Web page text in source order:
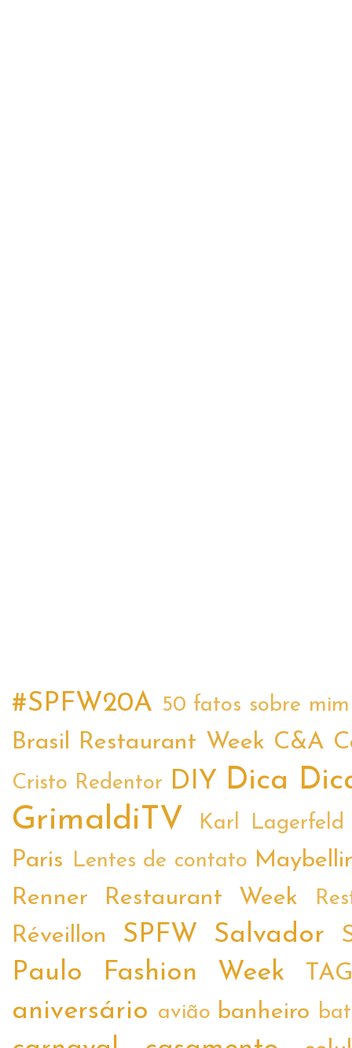
#SPFW20A 50 fatos sobre mim
Brasil Restaurant Week C&A
Cristo Redentor DIY Dica
GrimaldiTV Karl Lagerfeld
Paris Lentes de contato
Renner
Restaurant Week
Réveillon SPFW Salvador
Paulo Fashion Week TAG
aniversário avião banheiro